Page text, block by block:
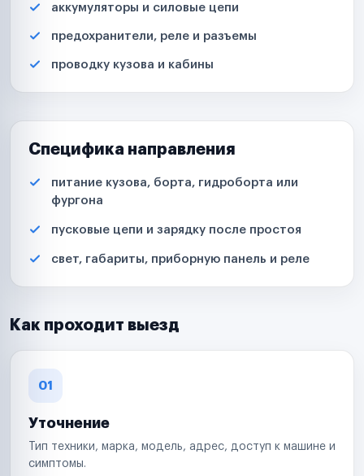
аккумуляторы и силовые цепи
предохранители, реле и разъемы
проводку кузова и кабины
Специфика направления
питание кузова, борта, гидроборта или
фургона
пусковые цепи и зарядку после простоя
свет, габариты, приборную панель и реле
Как проходит выезд
01
Уточнение
Тип техники, марка, модель, адрес, доступ к машине и
симптомы.